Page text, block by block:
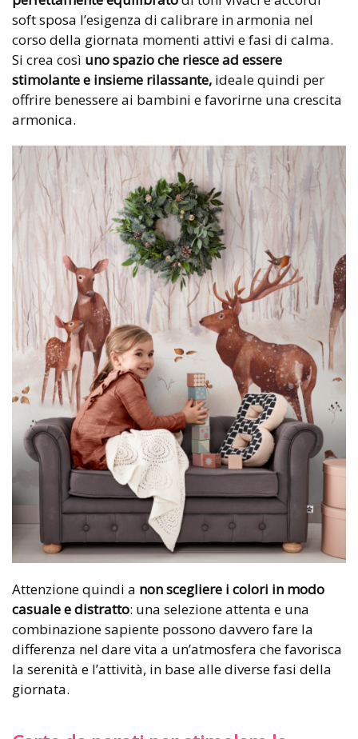
soft sposa l’esigenza di calibrare in armonia nel
corso della giornata momenti attivi e fasi di calma.
Si crea così uno spazio che riesce ad essere
stimolante e insieme rilassante, ideale quindi per
offrire benessere ai bambini e favorirne una crescita
armonica.
Attenzione quindi a non scegliere i colori in modo
casuale e distratto: una selezione attenta e una
combinazione sapiente possono davvero fare la
differenza nel dare vita a un’atmosfera che favorisca
la serenità e l’attività, in base alle diverse fasi della
giornata.